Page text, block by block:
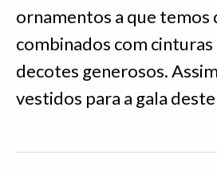
ornamentos a que temos
combinados com
decotes generosos.
vestidos para a gala